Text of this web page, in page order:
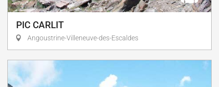
PIC CARLIT
Angoustrine-Villeneuve-des-Escaldes